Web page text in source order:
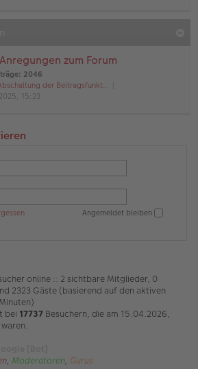
zum Forum
: 2046
der Beitragsfunkt…
15:23
Angemeldet bleiben
online :: 2 sichtbare Mitglieder, 0
2323 Gäste (basierend auf den aktiven
bei 17737 Besuchern, die am 15.04.2026,
, Moderatoren, Gurus